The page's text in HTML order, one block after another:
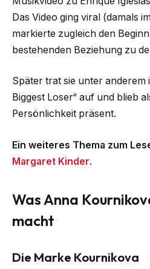
Das Video ging viral (damals
markierte zugleich den
bestehenden Beziehung zu
Später trat sie unter anderem
Biggest Loser“ auf und blieb
Persönlichkeit präsent.
Ein weiteres Thema zum
Margaret Kinder.
Was Anna
macht
Die Marke Kournikova